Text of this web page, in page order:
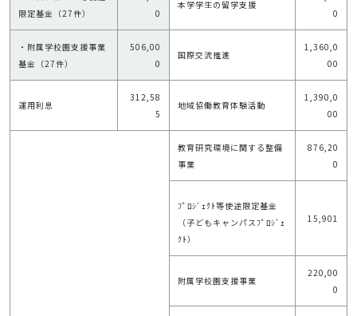
限定基金（27件）
0
本学学生の留学支援
0
・附属学校園支援事業
基金（27件）
506,00
0
国際交流推進
1,360,0
00
運用利息
312,58
5
地域協働教育体験活動
1,390,0
00
教育研究環境に関する整備
事業
876,20
0
ﾌﾟﾛｼﾞｪｸﾄ等使途限定基金
（子どもキャンパスﾌﾟﾛｼﾞｪ
ｸﾄ）
15,901
附属学校園支援事業
220,00
0